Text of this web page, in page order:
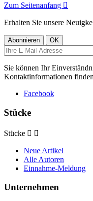
Zum Seitenanfang 
Erhalten Sie unsere
Sie können Ihr
Kontaktinformationen
Facebook
Stücke
Stücke  
Neue Artikel
Alle Autoren
Einnahme-Meldung
Unternehmen